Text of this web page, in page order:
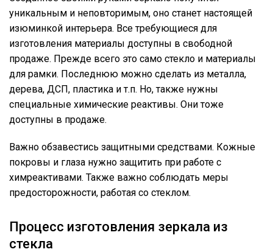
уникальным и неповторимым, оно станет настоящей
изюминкой интерьера. Все требующиеся для
изготовления материалы доступны в свободной
продаже. Прежде всего это само стекло и материалы
для рамки. Последнюю можно сделать из металла,
дерева, ДСП, пластика и т.п. Но, также нужны
специальные химические реактивы. Они тоже
доступны в продаже.
Важно обзавестись защитными средствами. Кожные
покровы и глаза нужно защитить при работе с
химреактивами. Также важно соблюдать меры
предосторожности, работая со стеклом.
Процесс изготовления зеркала из
стекла